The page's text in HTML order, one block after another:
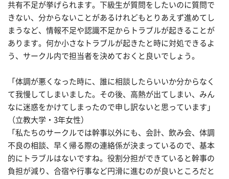
共有不足が挙げられます。下級生が質問をしたいのに質問で
きない、分からないことがあるけれどもとりあえず進めてし
まうなど、情報不足や認識不足からトラブルが起きることが
あります。何か小さなトラブルが起きたと時に対処できるよ
う、サークル内で担当者を決めておくと良いでしょう。
「体調が悪くなった時に、誰に相談したらいいか分からなく
て我慢してしまいました。その後、高熱が出てしまい、みん
なに迷惑をかけてしまったので申し訳ないと思っています」
（立教大学・3年女性）
「私たちのサークルでは幹事以外にも、会計、飲み会、体調
不良の相談、早く帰る際の連絡係が決まっているので、基本
的にトラブルはないですね。役割分担ができていると幹事の
負担が減り、合宿や行事など円滑に進むのが良いところだと